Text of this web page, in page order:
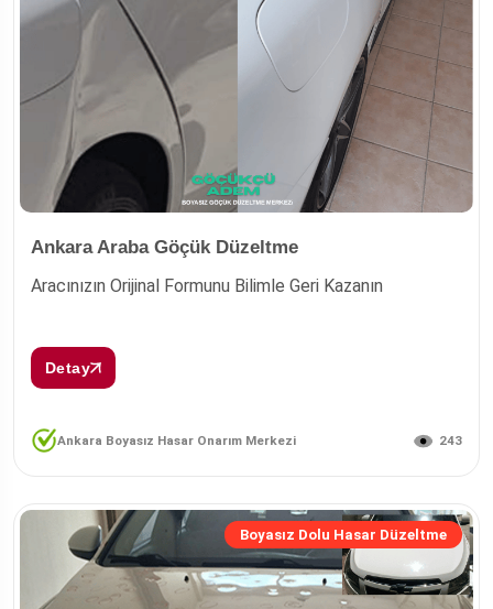
Ankara Araba Göçük Düzeltme
Aracınızın Orijinal Formunu Bilimle Geri Kazanın
Detay
Ankara Boyasız Hasar Onarım Merkezi 243
Boyasız Dolu Hasar Düzeltme